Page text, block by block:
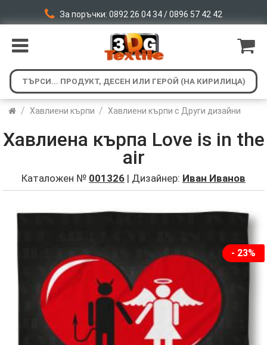
За поръчки: 0892 26 04 34 / 0896 57 42 42
/ Хавлиени кърпи / Хавлиени кърпи с Други дизайни
Хавлиена кърпа Love is in the
air
Каталожен № 001326 | Дизайнер: Иван Иванов
- 23%